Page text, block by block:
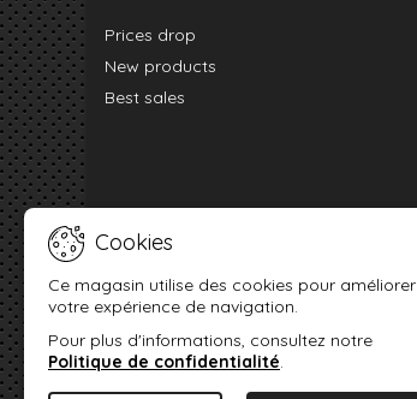
Prices drop
New products
Best sales
Cookies
Ce magasin utilise des cookies pour améliorer
votre expérience de navigation.
Pour plus d'informations, consultez notre
Politique de confidentialité.
LETTRE D'INFORMATIONS